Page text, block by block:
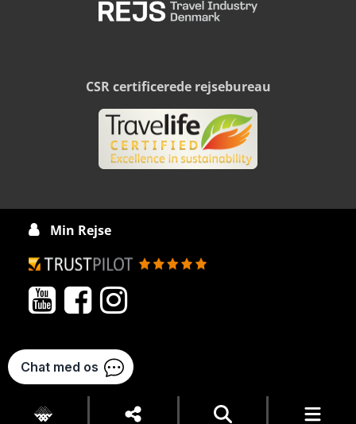
CSR certificerede rejsebureau
 Min Rejse
  